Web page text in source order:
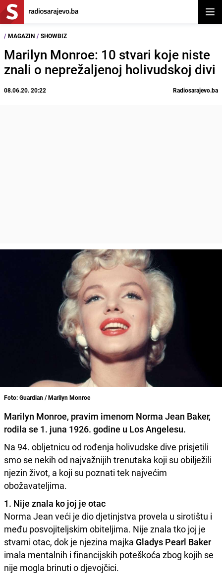
/ MAGAZIN / SHOWBIZ
Marilyn Monroe: 10 stvari koje niste
znali o neprežaljenoj holivudskoj divi
08.06.20. 20:22 Radiosarajevo.ba
Foto: Guardian / Marilyn Monroe
Marilyn Monroe, pravim imenom Norma Jean Baker,
rodila se 1. juna 1926. godine u Los Angelesu.
Na 94. obljetnicu od rođenja holivudske dive prisjetili
smo se nekih od najvažnijih trenutaka koji su obilježili
njezin život, a koji su poznati tek najvećim
obožavateljima.
1. Nije znala ko joj je otac
Norma Jean veći je dio djetinjstva provela u sirotištu i
među posvojiteljskim obiteljima. Nije znala tko joj je
stvarni otac, dok je njezina majka Gladys Pearl Baker
imala mentalnih i financijskih poteškoća zbog kojih se
nije mogla brinuti o djevojčici.